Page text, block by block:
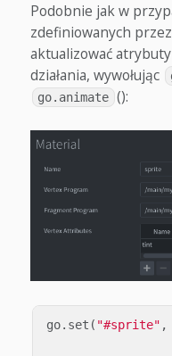
Podobnie jak w
zdefiniowanych
aktualizować
działania, wywołując
go.animate ():
go. set ( "#sprite" ,